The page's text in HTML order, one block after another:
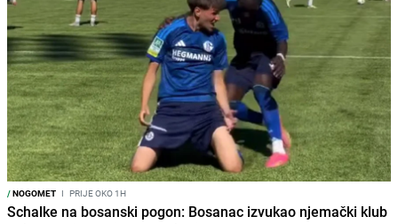
/NOGOMET I PRIJE OKO 1H
Schalke na bosanski pogon: Bosanac izvukao njemački klub